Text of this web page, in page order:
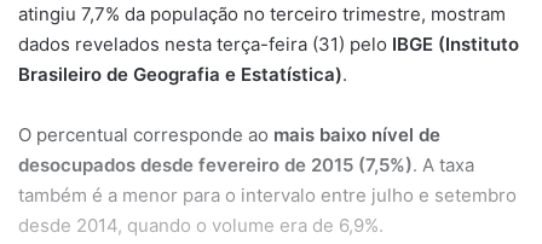
atingiu 7,7% da população no terceiro trimestre, mostram
dados revelados nesta terça-feira (31) pelo IBGE (Instituto
Brasileiro de Geografia e Estatística).
O percentual corresponde ao mais baixo nível de
desocupados desde fevereiro de 2015 (7,5%). A taxa
também é a menor para o intervalo entre julho e setembro
desde 2014, quando o volume era de 6,9%.